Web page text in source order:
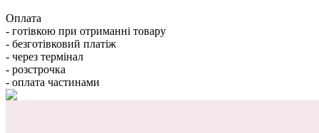
Оплата
- готівкою при отриманні товару
- безготівковий платіж
- через термінал
- розстрочка
- оплата частинами